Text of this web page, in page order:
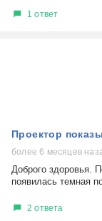
1 ответ
Проектор
более 6 месяцев
Доброго здоровья.
появилась темная
2 ответа